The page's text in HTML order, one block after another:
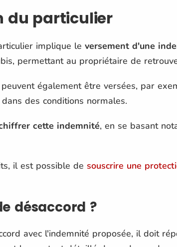
du particulier
implique le versement d'une
permettant au propriétaire de
peuvent également être versées, par
des conditions normales.
cette indemnité, en se basant
il est possible de souscrire une
désaccord ?
avec l'indemnité proposée, il doit